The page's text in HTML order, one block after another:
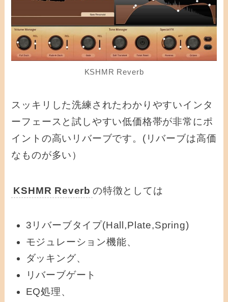
KSHMR Reverb
スッキリした洗練されたわかりやすいインタ
ーフェースと試しやすい低価格帯が非常にポ
イントの高いリバーブです。(リバーブは高価
なものが多い）
KSHMR Reverb の特徴としては
3リバーブタイプ(Hall,Plate,Spring)
モジュレーション機能、
ダッキング、
リバーブゲート
EQ処理、